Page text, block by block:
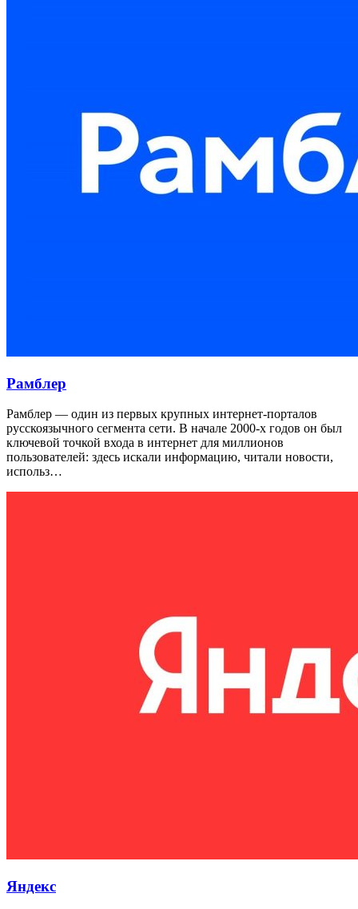
Рамблер
Рамблер — один из первых крупных интернет-порталов
русскоязычного сегмента сети. В начале 2000-х годов он был
ключевой точкой входа в интернет для миллионов
пользователей: здесь искали информацию, читали новости,
использ…
Яндекс